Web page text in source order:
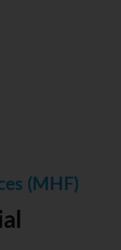
(MHF)